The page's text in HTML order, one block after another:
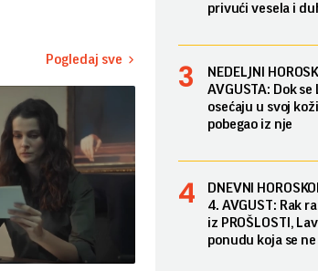
Pogledaj sve
privući vesela i
NEDELJNI
AVGUSTA: Dok
osećaju u svoj
pobegao iz nje
DNEVNI
4. AVGUST: Rak
iz PROŠLOSTI,
ponudu koja se ne